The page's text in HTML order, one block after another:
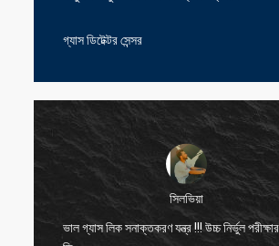
গ্যাস ডিটেক্টর সেন্সর
পরীক্ষার মান :
হ্যালো, আমি ইতিমধ্যে
গলানোর প্ল্যান্টে সরঞ্জাম